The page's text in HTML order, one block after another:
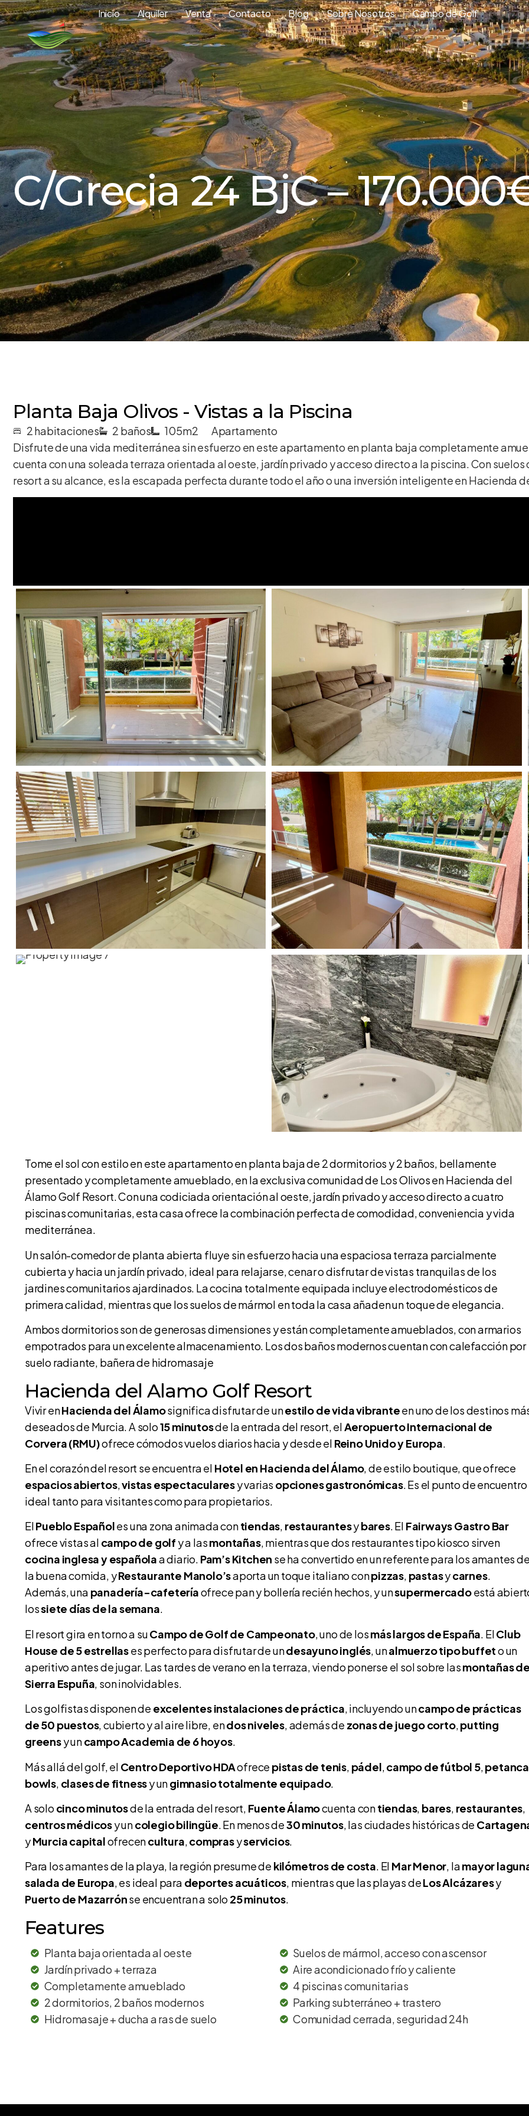
Inicio Alquiler Venta Contacto Blog Sobre Nosotros Campo de Golf
C/Grecia 24 BjC –
Planta Baja Olivos - Vistas a la Piscina
2 habitaciones 2 baños 105m2
Apartamento
Disfrute de una vida mediterránea sin esfuerzo en este apartamento en planta baja completamente
cuenta con una soleada terraza orientada al oeste, jardín privado y acceso directo a la piscina. Con
resort a su alcance, es la escapada perfecta durante todo el año o una inversión inteligente en Hacienda
Tome el sol con estilo en este apartamento en planta baja de 2 dormitorios y 2 baños, bellamente
presentado y completamente amueblado, en la exclusiva comunidad de Los Olivos en Hacienda del
Álamo Golf Resort. Con una codiciada orientación al oeste, jardín privado y acceso directo a cuatro
piscinas comunitarias, esta casa ofrece la combinación perfecta de comodidad, conveniencia y vida
mediterránea.
Un salón-comedor de planta abierta fluye sin esfuerzo hacia una espaciosa terraza parcialmente
cubierta y hacia un jardín privado, ideal para relajarse, cenar o disfrutar de vistas tranquilas de los
jardines comunitarios ajardinados. La cocina totalmente equipada incluye electrodomésticos de
primera calidad, mientras que los suelos de mármol en toda la casa añaden un toque de elegancia.
Ambos dormitorios son de generosas dimensiones y están completamente amueblados, con armarios
empotrados para un excelente almacenamiento. Los dos baños modernos cuentan con calefacción por
suelo radiante, bañera de hidromasaje
Hacienda del Alamo Golf Resort
Vivir enHacienda del Álamosignifica disfrutar de unestilo de vida vibranteen uno de los destinos
deseados de Murcia. A solo15 minutosde la entrada del resort, el Aeropuerto Internacional de
Corvera (RMU)ofrece cómodos vuelos diarios hacia y desde el Reino Unido y Europa
En el corazón del resort se encuentra el Hotel en Hacienda del Álamo, de estilo boutique, que ofrece
espacios abiertos,vistas espectacularesy varias opciones gastronómicas. Es el punto de encuentro
ideal tanto para visitantes como para propietarios.
ElPueblo Españoles una zona animada contiendas, restaurantesybares. El Fairways Gastro Bar
ofrece vistas al campo de golf y a lasmontañas, mientras que dos restaurantes tipo kiosco sirven
cocina inglesa y españolaa diario. Pam’s Kitchen se ha convertido en un referente para los amantes
la buena comida, yRestaurante Manolo’saporta un toque italiano conpizzas, pastasycarnes.
Además, una panadería-cafeteríaofrece pan y bollería recién hechos, y unsupermercadoestá
lossiete días de la semana.
El resort gira en torno a suCampo de Golf de Campeonato, uno de losmás largos de España. ElClub
House de 5 estrellases perfecto para disfrutar de undesayuno inglés, unalmuerzo tipo buffeto un
aperitivo antes de jugar. Las tardes de verano en la terraza, viendo ponerse el sol sobre lasmontañas
Sierra Espuña, son inolvidables.
Los golfistas disponen de excelentes instalaciones de práctica, incluyendo uncampo de prácticas
de 50 puestos, cubierto y al aire libre, endos niveles, además de zonas de juego corto,putting
greensy uncampo Academia de 6 hoyos.
Más allá del golf, el Centro Deportivo HDAofrece pistas de tenis pádel campo de fútbol 5, petanca
bowls clases de fitnessy ungimnasio totalmente equipado.
A solo cinco minutosde la entrada del resort, Fuente Álamocuenta contiendas, bares, restaurantes,
centros médicosy uncolegio bilingüe. En menos de30 minutos, las ciudades históricas de
yMurcia capitalofrecencultura,comprasyservicios.
Para los amantes de la playa, la región presume de kilómetros de costa. El Mar Menor, lamayor
salada de Europa, es ideal para deportes acuáticos, mientras que las playas deLos Alcázaresy
Puerto de Mazarrónse encuentran a solo 25 minutos.
Features
Planta baja orientada al oeste
Jardín privado + terraza
Completamente amueblado
2 dormitorios, 2 baños modernos
Hidromasaje + ducha a ras de suelo
Suelos de mármol, acceso con ascensor
Aire acondicionado frío y caliente
4 piscinas comunitarias
Parking subterráneo + trastero
Comunidad cerrada, seguridad 24h